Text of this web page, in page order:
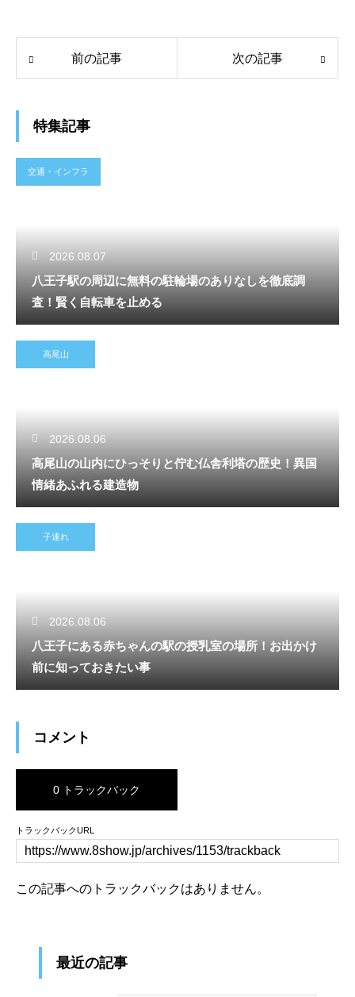
前の記事 次の記事
特集記事
交通・インフラ
2026.08.07
八王子駅の周辺に無料の駐輪場のありなしを徹底調
査！賢く自転車を止める
高尾山
2026.08.06
高尾山の山内にひっそりと佇む仏舎利塔の歴史！異国
情緒あふれる建造物
子連れ
2026.08.06
八王子にある赤ちゃんの駅の授乳室の場所！お出かけ
前に知っておきたい事
コメント
0 トラックバック
トラックバックURL
この記事へのトラックバックはありません。
最近の記事